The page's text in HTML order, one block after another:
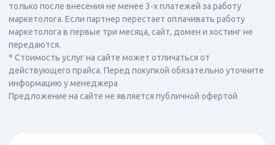
только после внесения не менее 3-х платежей за работу
маркетолога. Если партнер перестает оплачивать работу
маркетолога в первые три месяца, сайт, домен и хостинг не
передаются.
* Стоимость услуг на сайте может отличаться от
действующего прайса. Перед покупкой обязательно уточните
информацию у менеджера
Предложение на сайте не является публичной офертой